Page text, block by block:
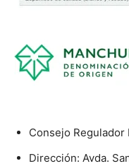
Consejo Regulador
Dirección: Avda.